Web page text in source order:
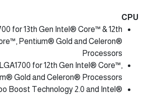
CPU
for 13th Gen Intel® Core™ & 12th
Pentium® Gold and Celeron®
Processors
for 12th Gen Intel® Core™,
Gold and Celeron® Processors*
Boost Technology 2.0 and Intel®